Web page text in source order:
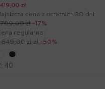
damskie
podarunkowe
trendy
lniana
419,00 zł
cena z ostatnich 30 dni:
709,00 zł -17%
regularna:
849,00 zł zł -50%
40